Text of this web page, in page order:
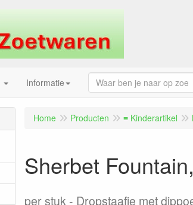
Informatie
Home Producten ≡ Kinderartikel
Sherbet
per stuk Dropstaafje met